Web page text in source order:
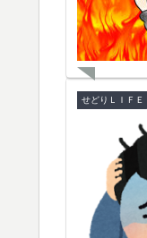
せどりＬＩＦＥ